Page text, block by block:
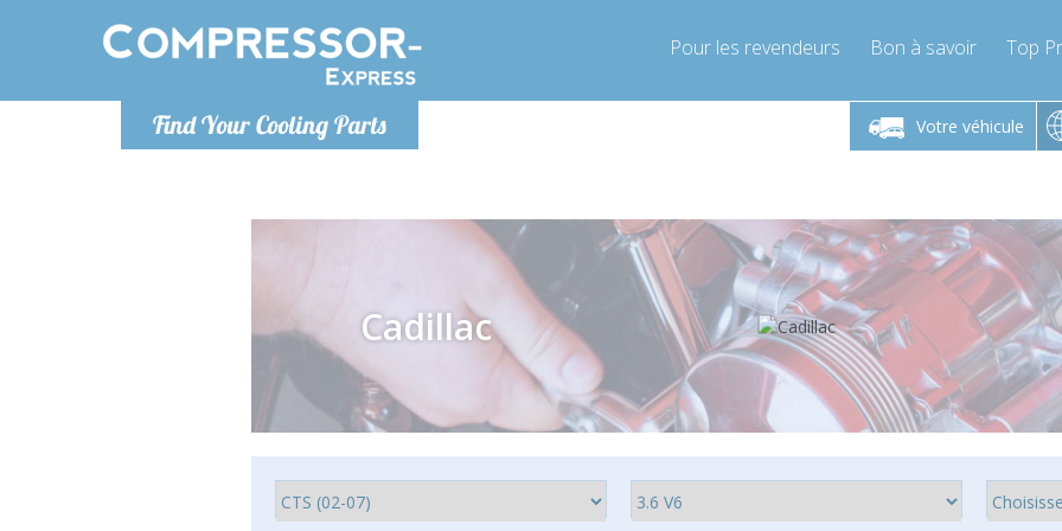
Find Your Cooling Parts
Pour les revendeurs Bon à savoir Top
Votre véhicule
Lundi-Vendredi 9h-17h Lundi-Vendredi 9h-17h
info@compressor-express.fr
Lundi-
Cadillac